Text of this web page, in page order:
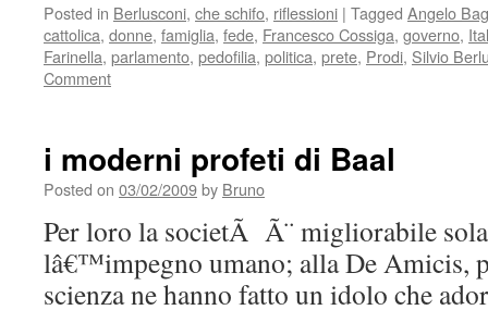
Posted in Berlusconi, che schifo, riflessioni | Tagged Angelo
cattolica, donne, famiglia, fede, Francesco Cossiga, governo,
Farinella, parlamento, pedofilia, politica, prete, Prodi, Silvio
Comment
i moderni profeti di Baal
Posted on 03/02/2009by Bruno
Per loro la societÃ Ã¨ migliorabile
lâ€™impegno umano; alla De Amicis,
scienza ne hanno fatto un idolo che